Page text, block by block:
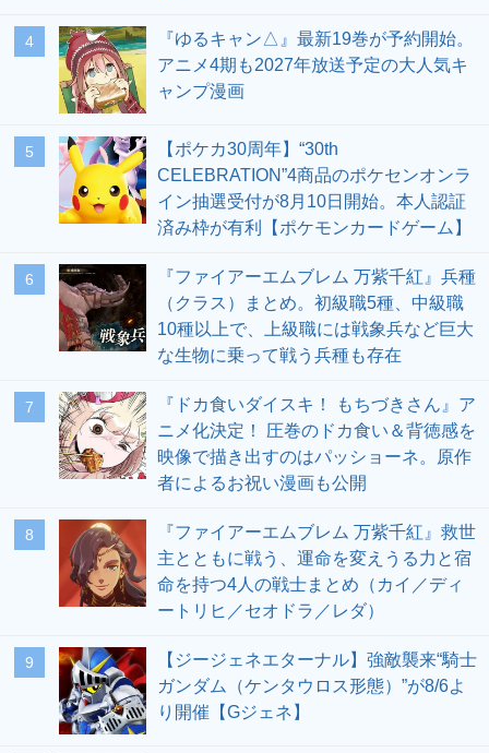
4
『ゆるキャン△』最新19巻が予約開始。
アニメ4期も2027年放送予定の大人気キ
ャンプ漫画
5
【ポケカ30周年】“30th
CELEBRATION”4商品のポケセンオンラ
イン抽選受付が8月10日開始。本人認証
済み枠が有利【ポケモンカードゲーム】
6
『ファイアーエムブレム 万紫千紅』兵種
（クラス）まとめ。初級職5種、中級職
10種以上で、上級職には戦象兵など巨大
な生物に乗って戦う兵種も存在
7
『ドカ食いダイスキ！ もちづきさん』ア
ニメ化決定！ 圧巻のドカ食い＆背徳感を
映像で描き出すのはパッショーネ。原作
者によるお祝い漫画も公開
8
『ファイアーエムブレム 万紫千紅』救世
主とともに戦う、運命を変えうる力と宿
命を持つ4人の戦士まとめ（カイ／ディ
ートリヒ／セオドラ／レダ）
9
【ジージェネエターナル】強敵襲来“騎士
ガンダム（ケンタウロス形態）”が8/6よ
り開催【Gジェネ】